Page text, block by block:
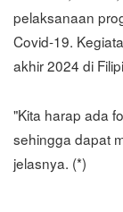
pelaksanaan
Covid-19.
akhir 2024 di
"Kita harap ada
sehingga dapat
jelasnya. (*)